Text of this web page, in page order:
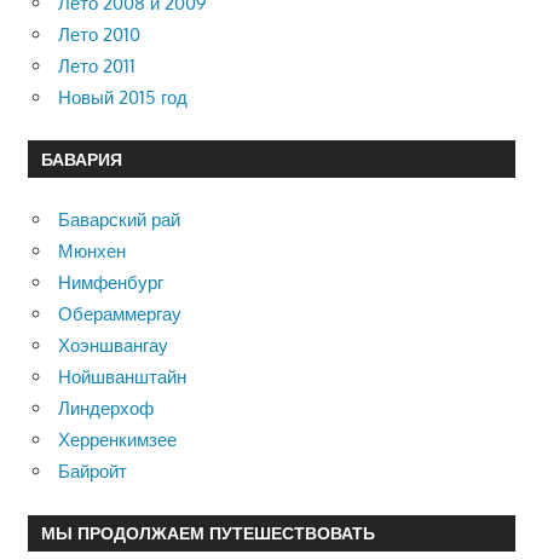
Лето 2010
Лето 2011
Новый 2015 год
БАВАРИЯ
Баварский рай
Мюнхен
Нимфенбург
Обераммергау
Хоэншвангау
Нойшванштайн
Линдерхоф
Херренкимзее
Байройт
МЫ ПРОДОЛЖАЕМ ПУТЕШЕСТВОВАТЬ